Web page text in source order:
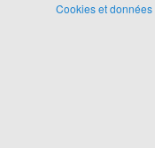
Cookies et